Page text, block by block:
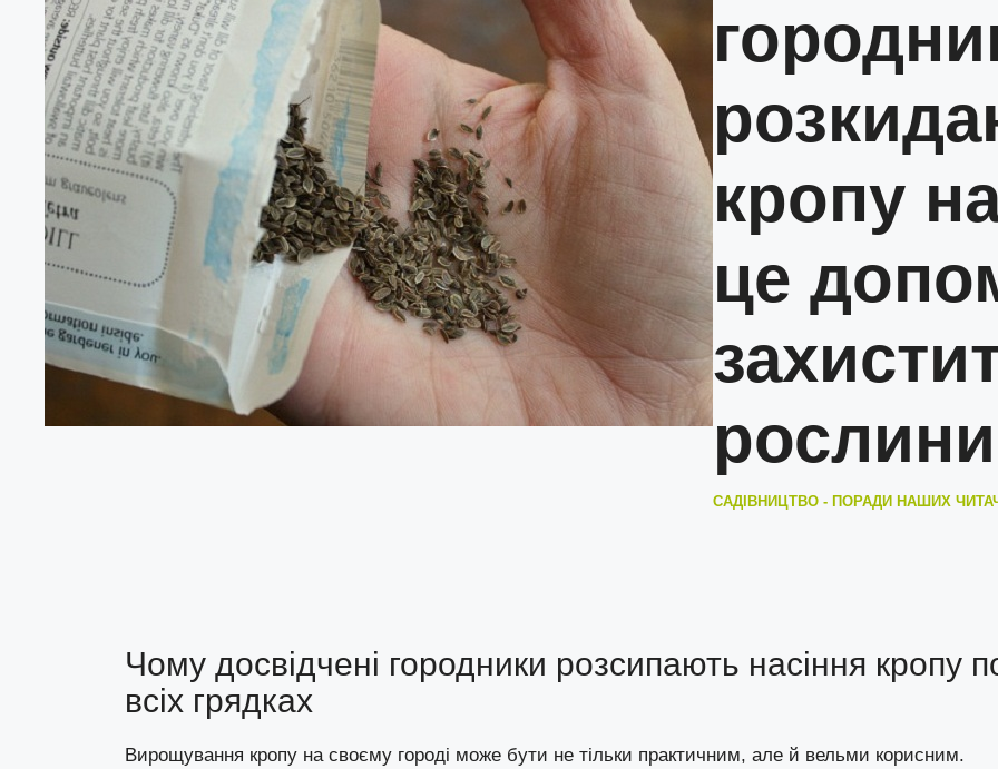
кропу
це
рослини
САДІВНИЦТВО - ПОРАДИ НАШИХ
Чому досвідчені городники розсипають насіння кропу
всіх грядках
Вирощування кропу на своєму городі може бути не тільки практичним, але й вельми корисним.